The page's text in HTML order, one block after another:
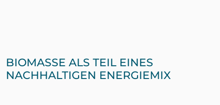
BIOMASSE ALS TEIL EINES
NACHHALTIGEN ENERGIEMIX